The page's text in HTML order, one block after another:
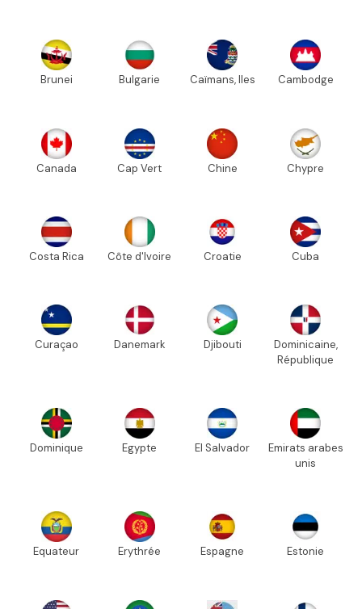
Brunei Bulgarie Caïmans, Iles Cambodge
Canada Cap Vert Chine Chypre
Costa Rica Côte d'Ivoire Croatie Cuba
Curaçao Danemark Djibouti
Dominicaine,
République
Dominique Egypte El Salvador
Emirats arabes
unis
Equateur Erythrée Espagne Estonie